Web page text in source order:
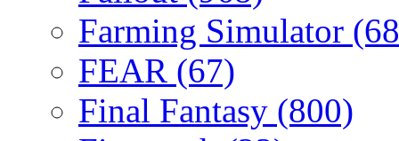
Farming Simulator
FEAR (67)
Final Fantasy (800)